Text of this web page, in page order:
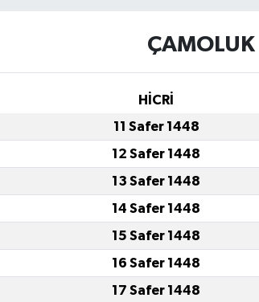
ÇAMOLUK
HİCRİ
11 Safer 1448
12 Safer 1448
13 Safer 1448
14 Safer 1448
15 Safer 1448
16 Safer 1448
17 Safer 1448